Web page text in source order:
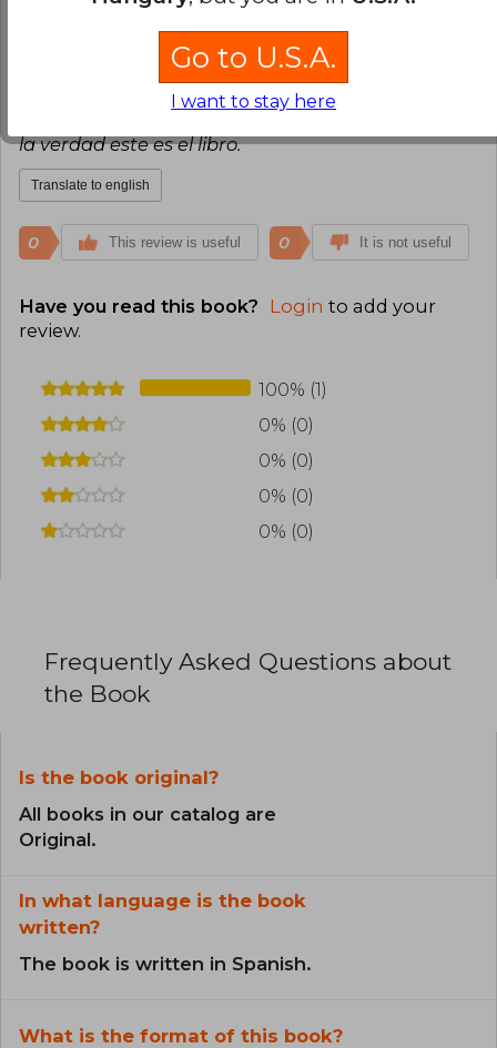
Verified Purchase
¡Excelente biografía del Che Guevara! Gran
trabajo de Nicolás Marquez desenmascarando la
mentira atroz que se creó con el relato más
difundido de la vida de Guevara. Si querés saber
la verdad este es el libro.
Translate to english
0 This review is useful 0 It is not useful
Have you read this book? Login to add your
review.
100% (1)
0% (0)
0% (0)
0% (0)
0% (0)
Frequently Asked Questions about
the Book
Is the book original?
All books in our catalog are
Original.
In what language is the book
written?
The book is written in Spanish.
What is the format of this book?
Go to U.S.A.
I want to stay here